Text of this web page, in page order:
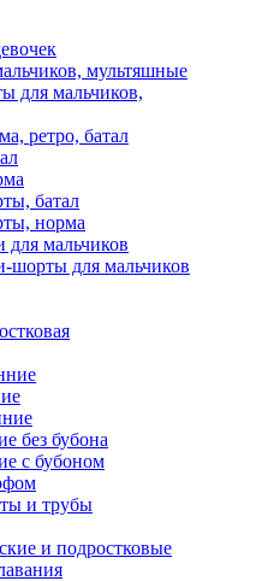
мультяшные
для мальчиков,
ретро, батал
батал
норма
для мальчиков
шорты для мальчиков
без бубона
с бубоном
и трубы
и подростковые